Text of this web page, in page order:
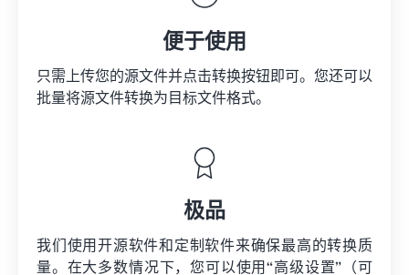
便于使用
只需上传您的源文件并点击转换按钮即可。您还可以
批量将源文件转换为目标文件格式。
极品
我们使用开源软件和定制软件来确保最高的转换质
量。在大多数情况下，您可以使用“高级设置”（可